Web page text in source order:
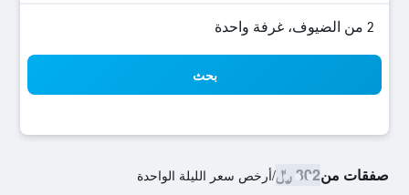
2 من الضيوف، غرفة واحدة
بحث
صفقات من302 ﷼ /أرخص سعر الليلة الواحدة